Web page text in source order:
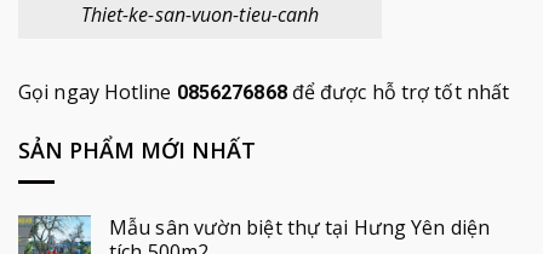
Thiet-ke-san-vuon-tieu-canh
Gọi ngay Hotline 0856276868để được hỗ trợ tốt nhất
SẢN PHẨM MỚI NHẤT
Mẫu sân vườn biệt thự tại Hưng Yên diện